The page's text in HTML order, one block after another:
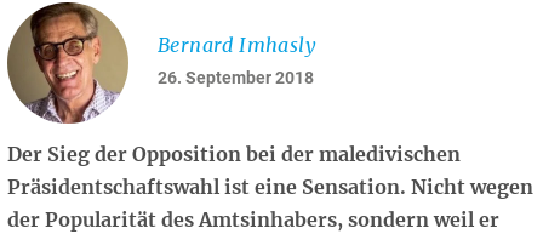
26. September 2018
Bernard Imhasly
Der Sieg der Opposition bei der maledivischen
Präsidentschaftswahl ist eine Sensation. Nicht wegen
der Popularität des Amtsinhabers, sondern weil er